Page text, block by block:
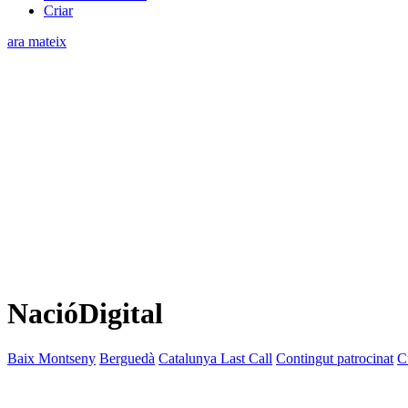
Criar
ara mateix
NacióDigital
Baix Montseny Berguedà Catalunya Last Call Contingut patrocinat